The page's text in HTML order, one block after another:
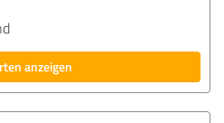
anzeigen